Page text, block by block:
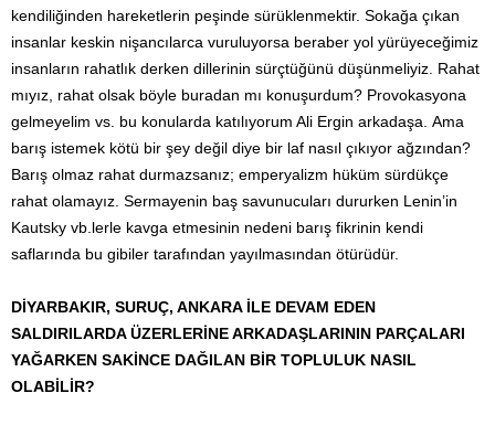
kendiliğinden hareketlerin peşinde sürüklenmektir. Sokağa çıkan
insanlar keskin nişancılarca vuruluyorsa beraber yol yürüyeceğimiz
insanların rahatlık derken dillerinin sürçtüğünü düşünmeliyiz. Rahat
mıyız, rahat olsak böyle buradan mı konuşurdum? Provokasyona
gelmeyelim vs. bu konularda katılıyorum Ali Ergin arkadaşa. Ama
barış istemek kötü bir şey değil diye bir laf nasıl çıkıyor ağzından?
Barış olmaz rahat durmazsanız; emperyalizm hüküm sürdükçe
rahat olamayız. Sermayenin baş savunucuları dururken Lenin’in
Kautsky vb.lerle kavga etmesinin nedeni barış fikrinin kendi
saflarında bu gibiler tarafından yayılmasından ötürüdür.
DİYARBAKIR, SURUÇ, ANKARA İLE DEVAM EDEN
SALDIRILARDA ÜZERLERİNE ARKADAŞLARININ PARÇALARI
YAĞARKEN SAKİNCE DAĞILAN BİR TOPLULUK NASIL
OLABİLİR?